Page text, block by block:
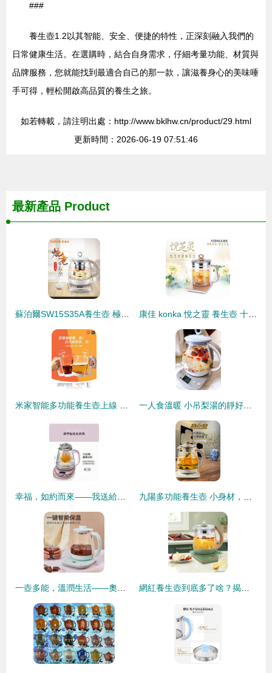
###
養生壺1.2以其智能、安全、便捷的特性，正深刻融入我們的
日常健康生活。在選購時，結合自身需求，仔細考量功能、材質與
品牌服務，您就能找到最適合自己的那一款，讓滋養身心的美味唾
手可得，輕松開啟高品質的養生之旅。
如若轉載，請注明出處：http://www.bklhw.cn/product/29.html
更新時間：2026-06-19 07:51:46
最新產品 Product